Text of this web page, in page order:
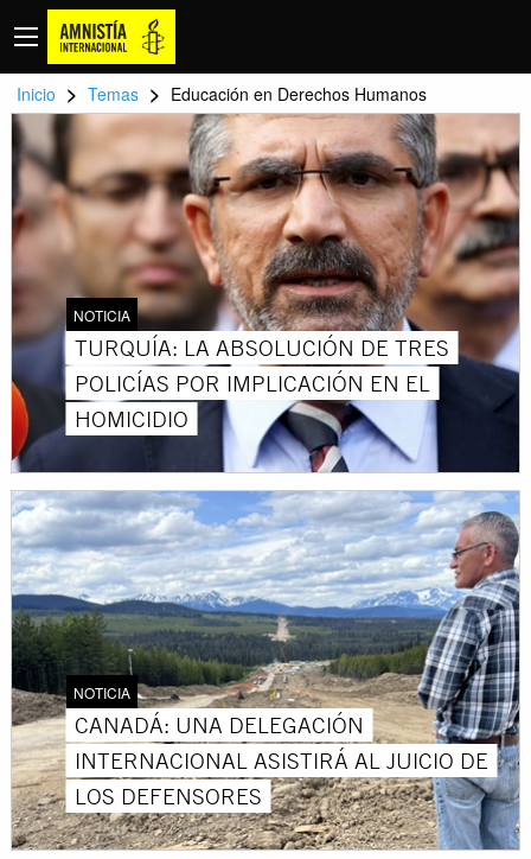
Inicio > Temas > Educación en Derechos Humanos
NOTICIA
TURQUÍA: LA ABSOLUCIÓN DE TRES
POLICÍAS POR IMPLICACIÓN EN EL
HOMICIDIO
NOTICIA
CANADÁ: UNA DELEGACIÓN
INTERNACIONAL ASISTIRÁ AL JUICIO DE
LOS DEFENSORES